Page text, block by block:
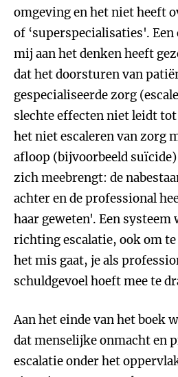
omgeving en het niet heeft
of ‘superspecialisaties'.
mij aan het denken heeft
dat het doorsturen van
gespecialiseerde zorg
slechte effecten niet leidt
het niet escaleren van zorg
afloop (bijvoorbeeld
zich meebrengt: de
achter en de professional
haar geweten'. Een systeem
richting escalatie, ook om
het mis gaat, je als
schuldgevoel hoeft mee te
Aan het einde van het boek
dat menselijke onmacht en
escalatie onder het